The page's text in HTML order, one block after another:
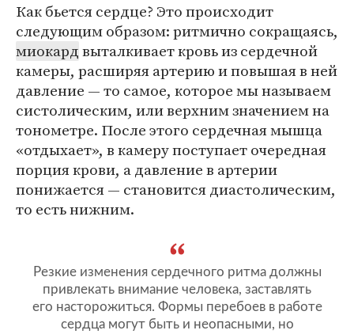
Как бьется сердце? Это происходит
следующим образом: ритмично сокращаясь,
миокардвыталкивает кровь из сердечной
камеры, расширяя артерию и повышая в ней
давление — то самое, которое мы называем
систолическим, или верхним значением на
тонометре. После этого сердечная мышца
«отдыхает», в камеру поступает очередная
порция крови, а давление в артерии
понижается — становится диастолическим,
то есть нижним.
Резкие изменения сердечного ритма должны
привлекать внимание человека, заставлять
его насторожиться. Формы перебоев в работе
сердца могут быть и неопасными, но